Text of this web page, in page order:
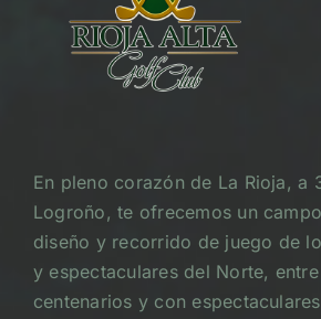
En pleno corazón de La Rioja, a
Logroño, te ofrecemos un
diseño y recorrido de juego de
y espectaculares del Norte,
centenarios y con